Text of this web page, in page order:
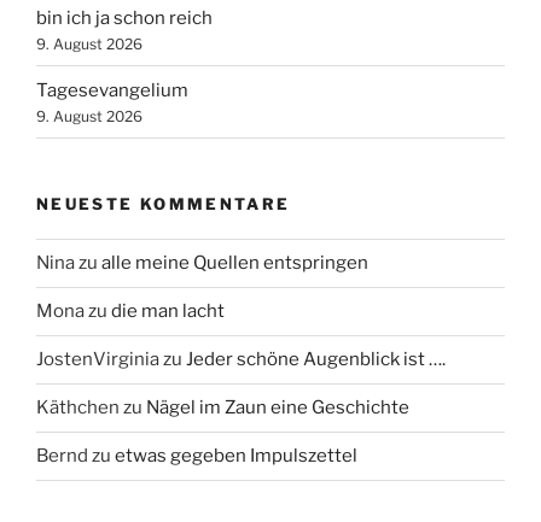
bin ich ja schon reich
9. August 2026
Tagesevangelium
9. August 2026
NEUESTE KOMMENTARE
Ninazu alle meine Quellen entspringen
Monazu die man lacht
JostenVirginiazu Jeder schöne Augenblick ist ….
Käthchen zu Nägel im Zaun eine Geschichte
Bernd zu etwas gegeben Impulszettel